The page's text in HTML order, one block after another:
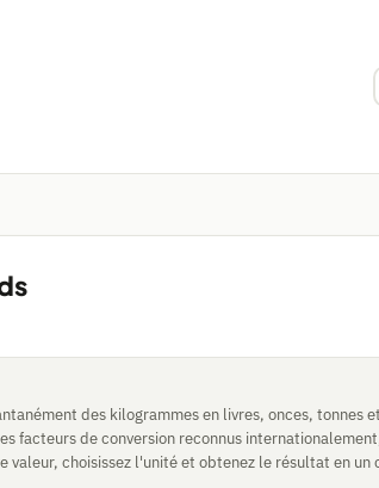
des kilogrammes en livres, onces, tonnes
facteurs de conversion reconnus
choisissez l'unité et obtenez le résultat en un